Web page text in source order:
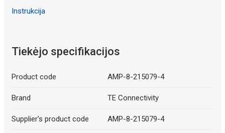
Instrukcija
Tiekėjo specifikacijos
Product code AMP-8-215079-4
Brand TE Connectivity
Supplier's product code AMP-8-215079-4